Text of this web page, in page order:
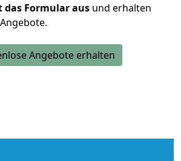
das Formular aus und erhalten
Angebote erhalten